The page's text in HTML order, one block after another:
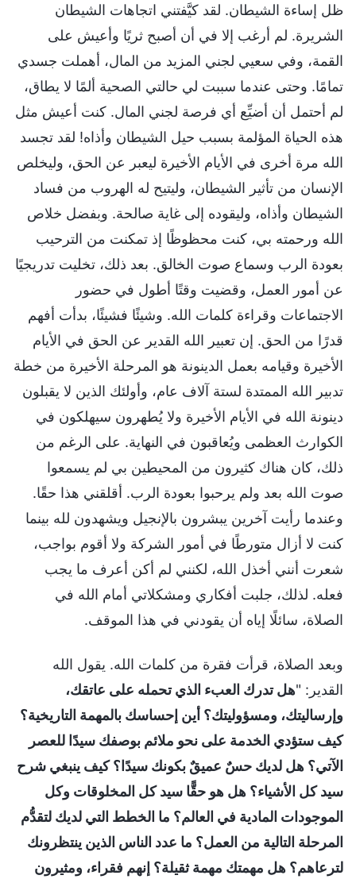
ظل إساءة الشيطان. لقد كيَّفتني اتجاهات الشيطان
الشريرة. لم أرغب إلا في أن أصبح ثريًا وأعيش على
القمة، وفي سعيي لجني المزيد من المال، أهملت جسدي
تمامًا. وحتى عندما سببت لي حالتي الصحية ألمًا لا يطاق،
لم أحتمل أن أضيِّع أي فرصة لجني المال. كنت أعيش مثل
هذه الحياة المؤلمة بسبب حيل الشيطان وأذاه! لقد تجسد
الله مرة أخرى في الأيام الأخيرة ليعبر عن الحق، وليخلص
الإنسان من تأثير الشيطان، وليتيح له الهروب من فساد
الشيطان وأذاه، وليقوده إلى غاية صالحة. وبفضل خلاص
الله ورحمته بي، كنت محظوظًا إذ تمكنت من الترحيب
بعودة الرب وسماع صوت الخالق. بعد ذلك، تخليت تدريجيًا
عن أمور العمل، وقضيت وقتًا أطول في حضور
الاجتماعات وقراءة كلمات الله. وشيئًا فشيئًا، بدأت أفهم
قدرًا من الحق. إن تعبير الله القدير عن الحق في الأيام
الأخيرة وقيامه بعمل الدينونة هو المرحلة الأخيرة من خطة
تدبير الله الممتدة لستة آلاف عام، وأولئك الذين لا يقبلون
دينونة الله في الأيام الأخيرة ولا يُطهرون سيهلكون في
الكوارث العظمى ويُعاقبون في النهاية. على الرغم من
ذلك، كان هناك كثيرون من المحيطين بي لم يسمعوا
صوت الله بعد ولم يرحبوا بعودة الرب. أقلقني هذا حقًا.
وعندما رأيت آخرين يبشرون بالإنجيل ويشهدون لله بينما
كنت لا أزال متورطًا في أمور الشركة ولا أقوم بواجب،
شعرت أنني أخذل الله، لكنني لم أكن أعرف ما يجب
فعله. لذلك، جلبت أفكاري ومشكلاتي أمام الله في
الصلاة، سائلًا إياه أن يقودني في هذا الموقف.
وبعد الصلاة، قرأت فقرة من كلمات الله. يقول الله
القدير: "هل تدرك العبء الذي تحمله على عاتقك،
وإرساليتك، ومسؤوليتك؟ أين إحساسك بالمهمة التاريخية؟
كيف ستؤدي الخدمة على نحو ملائم بوصفك سيدًا للعصر
الآتي؟ هل لديك حسٌ عميقٌ بكونك سيدًا؟ كيف ينبغي شرح
سيد كل الأشياء؟ هل هو حقًّا سيد كل المخلوقات وكل
الموجودات المادية في العالم؟ ما الخطط التي لديك لتقدُّم
المرحلة التالية من العمل؟ ما عدد الناس الذين ينتظرونك
لترعاهم؟ هل مهمتك مهمة ثقيلة؟ إنهم فقراء، ومثيرون